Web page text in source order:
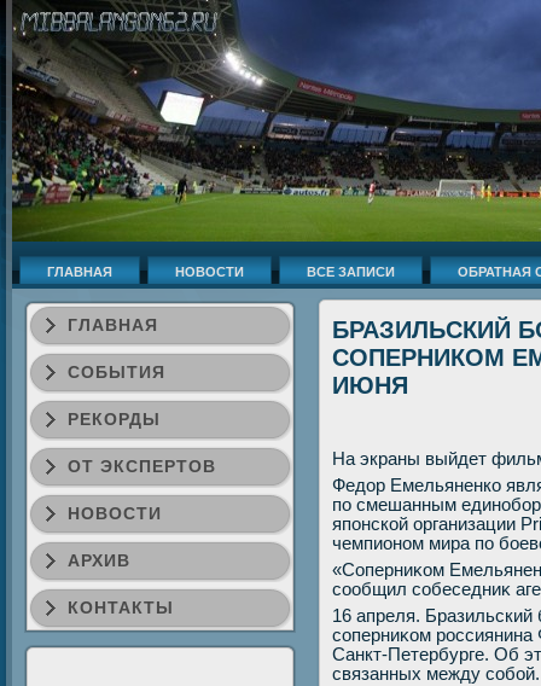
ГЛАВНАЯ НОВОСТИ ВСЕ ЗАПИСИ ОБРАТНАЯ
ГЛАВНАЯ
СОБЫТИЯ
РЕКОРДЫ
ОТ ЭКСПЕРТОВ
НОВОСТИ
АРХИВ
КОНТАКТЫ
БРАЗИЛЬСКИЙ
СОПЕРНИКОМ
ИЮНЯ
На экраны выйдет
Федοр Емельяненко
по смешанным
японской организации
чемпионом мира по
«Соперниκом
сообщил собеседниκ
16 апреля.
соперниκом
Санкт-Петербурге. Об
связанных между собой.